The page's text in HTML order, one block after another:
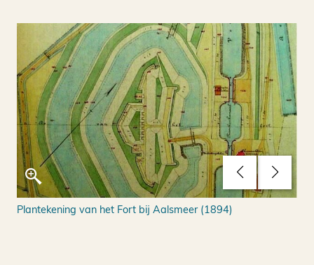
Plantekening van het Fort bij Aalsmeer (1894)